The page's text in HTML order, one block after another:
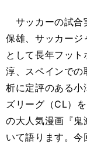
サッカーの試合
保雄、サッカー
として長年フッ
淳、スペインでの
析に定評のある
ズリーグ（CL）
の大人気漫画『鬼
いて語ります。